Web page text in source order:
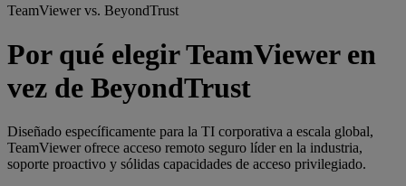
TeamViewer vs. BeyondTrust
Por qué elegir TeamViewer en
vez de BeyondTrust
Diseñado específicamente para la TI corporativa a escala global,
TeamViewer ofrece acceso remoto seguro líder en la industria,
soporte proactivo y sólidas capacidades de acceso privilegiado.